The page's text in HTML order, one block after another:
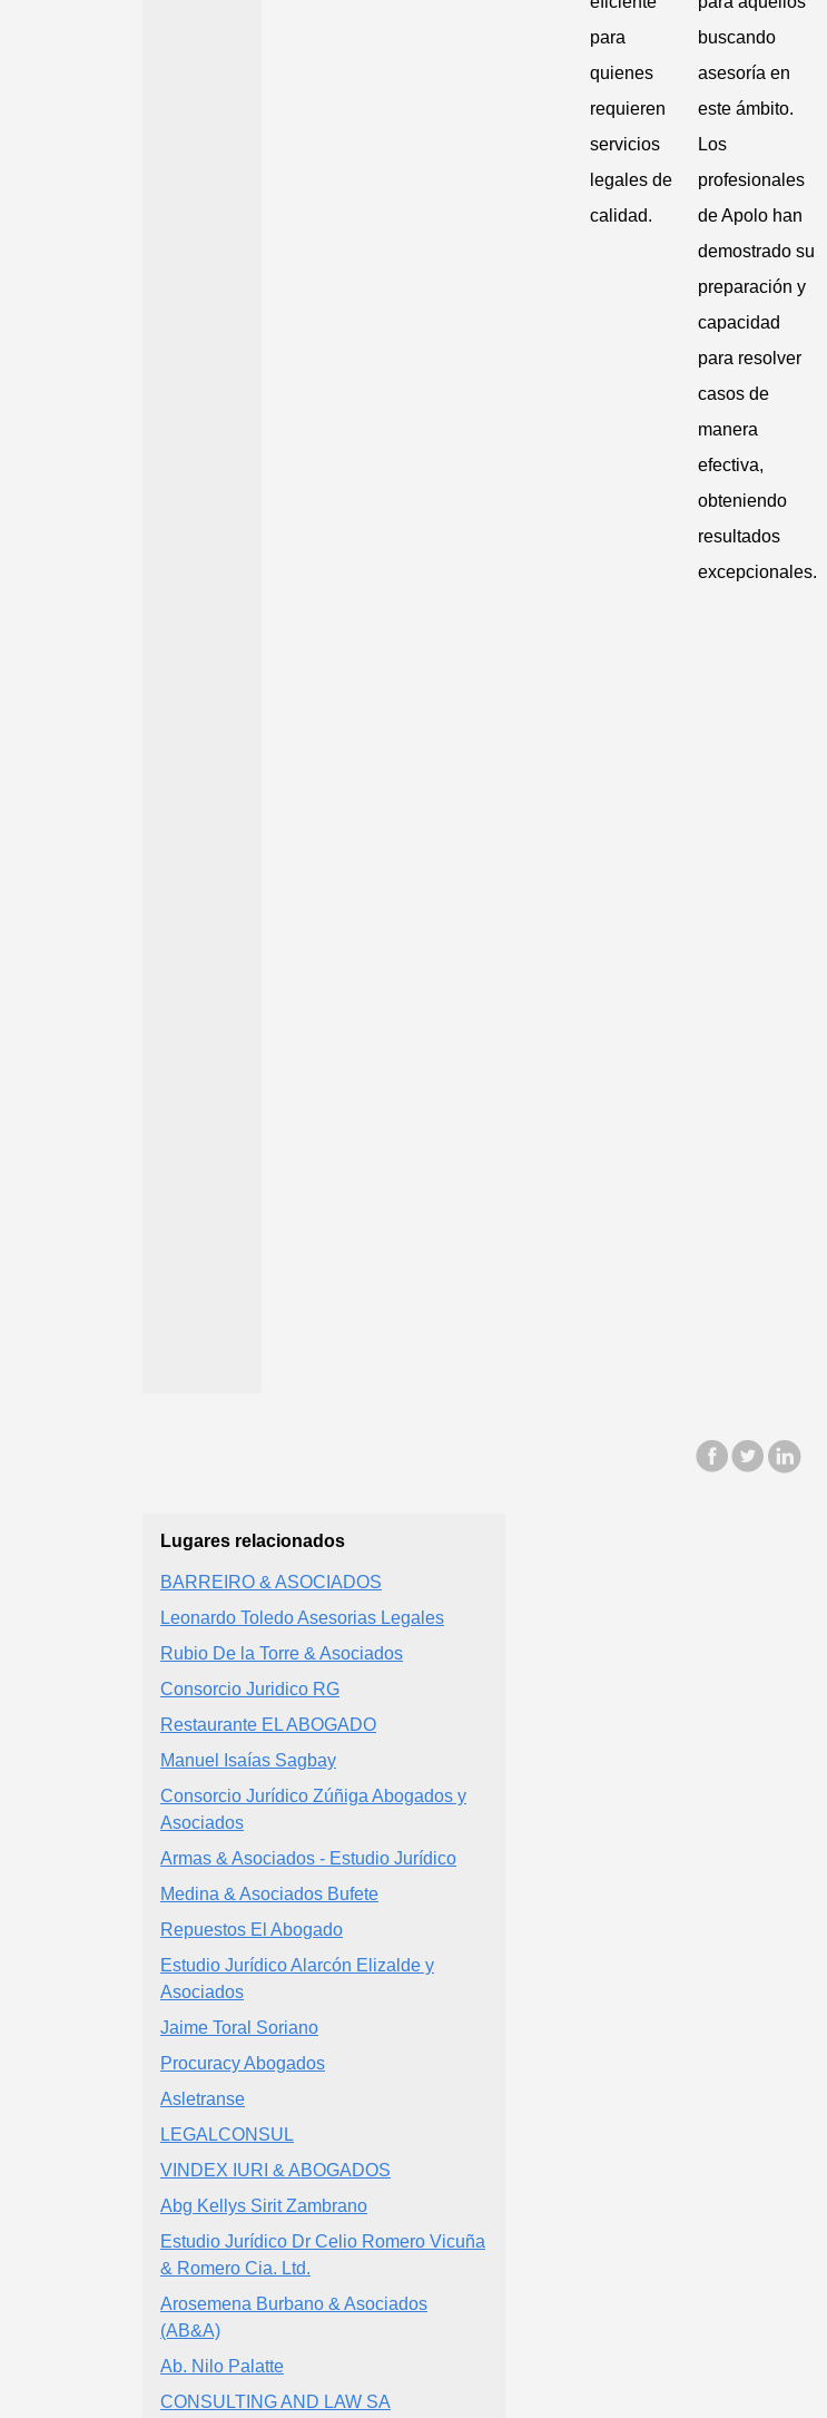
para
quienes
requieren
servicios
legales de
calidad.
buscando
asesoría en
este ámbito.
Los
profesionales
de Apolo han
demostrado su
preparación y
capacidad
para resolver
casos de
manera
efectiva,
obteniendo
resultados
excepcionales.
Lugares relacionados
BARREIRO & ASOCIADOS
Leonardo Toledo Asesorias Legales
Rubio De la Torre & Asociados
Consorcio Juridico RG
Restaurante EL ABOGADO
Manuel Isaías Sagbay
Consorcio Jurídico Zúñiga Abogados y
Asociados
Armas & Asociados - Estudio Jurídico
Medina & Asociados Bufete
Repuestos El Abogado
Estudio Jurídico Alarcón Elizalde y
Asociados
Jaime Toral Soriano
Procuracy Abogados
Asletranse
LEGALCONSUL
VINDEX IURI & ABOGADOS
Abg Kellys Sirit Zambrano
Estudio Jurídico Dr Celio Romero Vicuña
& Romero Cia. Ltd.
Arosemena Burbano & Asociados
(AB&A)
Ab. Nilo Palatte
CONSULTING AND LAW SA